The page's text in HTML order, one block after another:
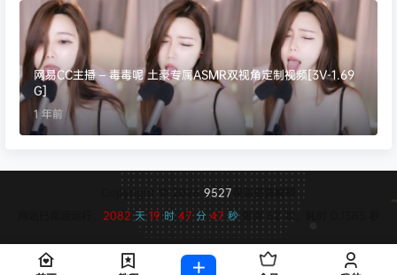
网易CC主播 – 毒毒呢 土豪专属ASMR双视角定制视频[3V-1.69
G]
1 年前
Copyright © 2026 9527 保留资源解释
2082天19时47分47 秒 查询 62 次，耗时 0.1385 秒